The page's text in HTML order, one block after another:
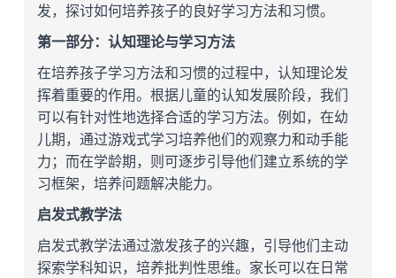
发，探讨如何培养孩子的良好学习方法和习惯。
第一部分：认知理论与学习方法
在培养孩子学习方法和习惯的过程中，认知理论发
挥着重要的作用。根据儿童的认知发展阶段，我们
可以有针对性地选择合适的学习方法。例如，在幼
儿期，通过游戏式学习培养他们的观察力和动手能
力；而在学龄期，则可逐步引导他们建立系统的学
习框架，培养问题解决能力。
启发式教学法
启发式教学法通过激发孩子的兴趣，引导他们主动
探索学科知识，培养批判性思维。家长可以在日常